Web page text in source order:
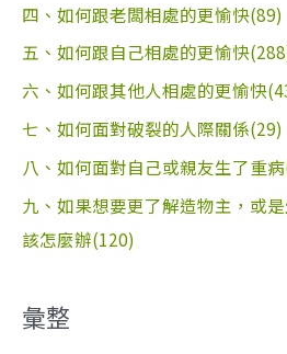
四、如何跟老闆相處的更愉快(89)
五、如何跟自己相處的更愉快
六、如何跟其他人相處的更愉快
七、如何面對破裂的人際關係(29)
八、如何面對自己或親友生了重
九、如果想要更了解造物主，或
該怎麼辦(120)
彙整